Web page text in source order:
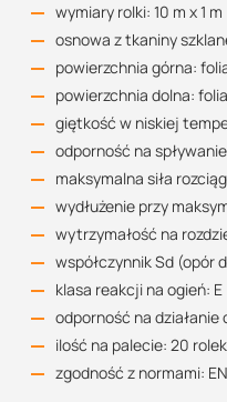
wymiary rolki: 10 m x 1 m
osnowa z tkaniny
powierzchnia górna:
powierzchnia dolna:
giętkość w niskiej
odporność na
maksymalna siła
wydłużenie przy
wytrzymałość na
współczynnik Sd (opór
klasa reakcji na ogień: E
odporność na
ilość na palecie: 20
zgodność z normami:
Certyfikat
1.84 MB